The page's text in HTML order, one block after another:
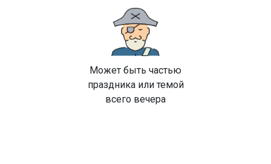
Может быть частью
праздника или темой
всего вечера